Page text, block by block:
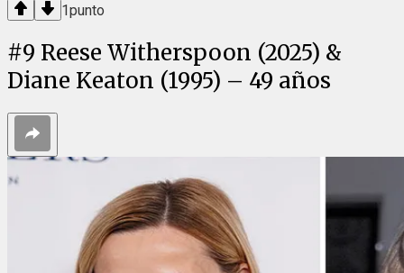
1punto
#9 Reese Witherspoon (2025) &
Diane Keaton (1995) – 49 años